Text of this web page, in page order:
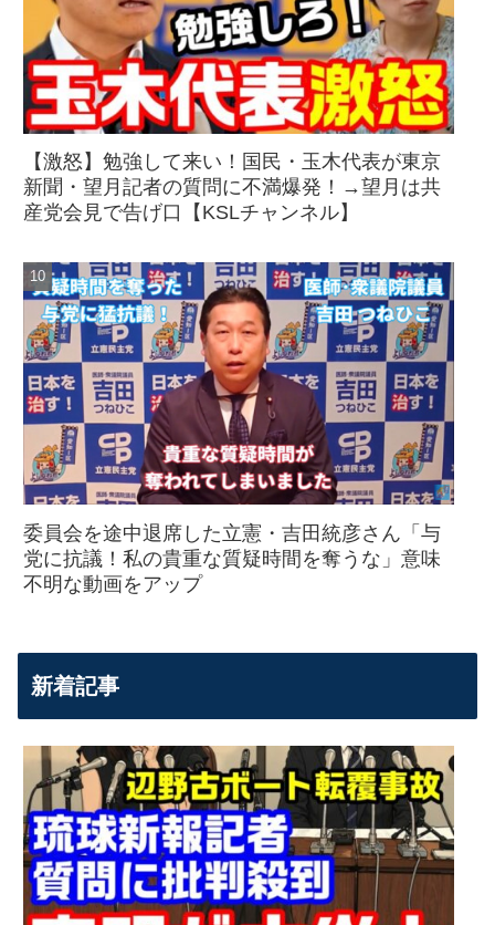
【激怒】勉強して来い！国民・玉木代表が東京
新聞・望月記者の質問に不満爆発！→望月は共
産党会見で告げ口【KSLチャンネル】
委員会を途中退席した立憲・吉田統彦さん「与
党に抗議！私の貴重な質疑時間を奪うな」意味
不明な動画をアップ
新着記事